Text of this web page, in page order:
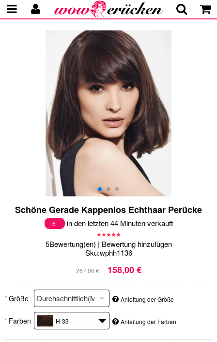
Schöne Gerade Kappenlos Echthaar Perücke
6 in den letzten 44 Minuten verkauft
5Bewertung(en) | Bewertung hinzufügen
Sku:wphh1136
267,00 € 158,00 €
* Größe Anleitung der Größe
* Farben H-33 Anleitung der Farben